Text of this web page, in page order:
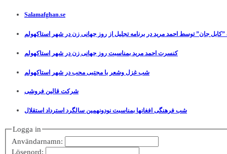
Salamafghan.se
”کابل جان” توسط احمد مرید در برنامه تجلیل از روز جهانی زن در شهر استاکهولم
کنسرت احمد مرید بمناسبت روز جهانی زن در شهر استاکهولم
شب غزل وشعر با مجتبی محب در شهر استاکهولم
شرکت قالین فروشی
شب فرهنگی افغانها بمناسبت نودونهمین سالگرد استرداد استقلال
Logga in
Användarnamn:
Lösenord: